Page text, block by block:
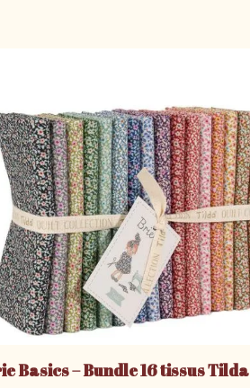
Basics – Bundle 16 tissus Tilda